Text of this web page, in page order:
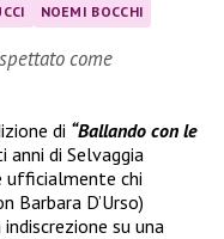
NOEMI BOCCHI
come
di “Ballando con le
anni di Selvaggia
ufficialmente chi
Barbara D’Urso)
su una